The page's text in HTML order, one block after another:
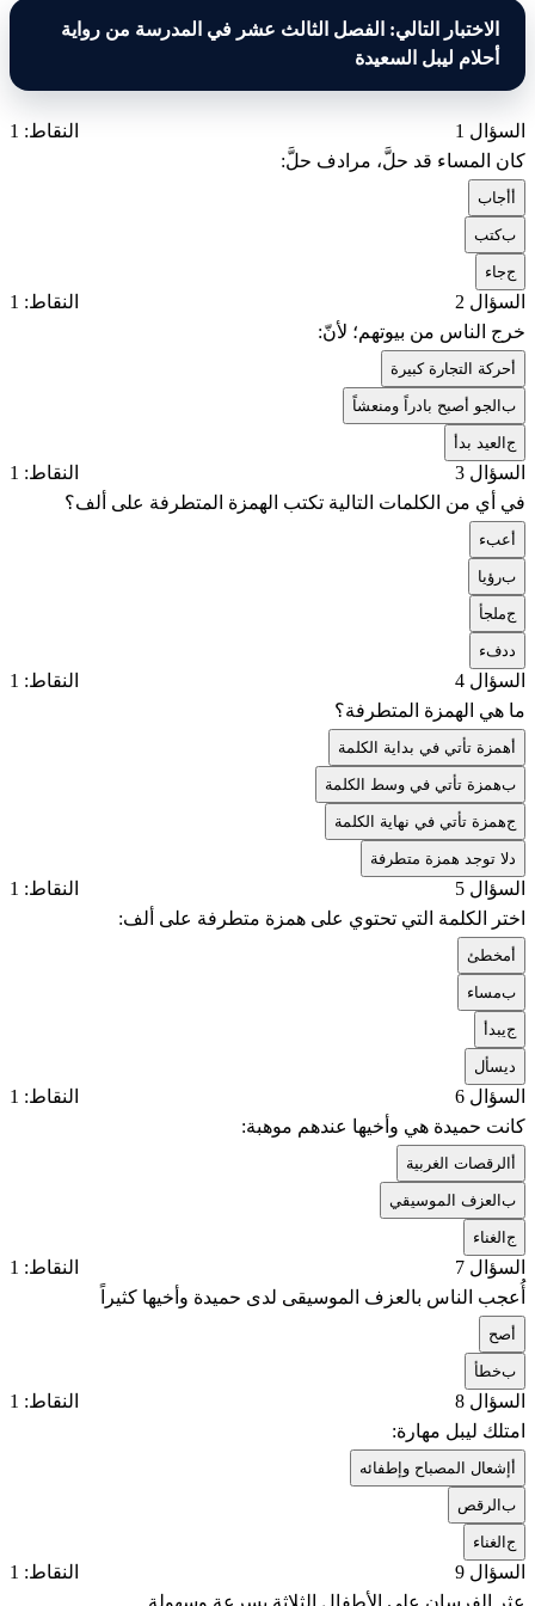
الاختبار التالي: الفصل الثالث عشر في المدرسة من رواية
أحلام ليبل السعيدة
السؤال 1
النقاط: 1
كان المساء قد حلَّ، مرادف حلَّ:
أجاب
بكتب
ججاء
السؤال 2
النقاط: 1
خرج الناس من بيوتهم؛ لأنّ:
حركة التجارة كبيرة
بالجو أصبح بادراً ومنعشاً
جالعيد بدأ
السؤال 3
النقاط: 1
في أي من الكلمات التالية تكتب الهمزة المتطرفة على ألف؟
عبء
برؤيا
جملجأ
دفء
السؤال 4
النقاط: 1
ما هي الهمزة المتطرفة؟
همزة تأتي في بداية الكلمة
بهمزة تأتي في وسط الكلمة
جهمزة تأتي في نهاية الكلمة
لا توجد همزة متطرفة
السؤال 5
النقاط: 1
اختر الكلمة التي تحتوي على همزة متطرفة على ألف:
مخطئ
بمساء
جيبدأ
يسأل
السؤال 6
النقاط: 1
كانت حميدة هي وأخيها عندهم موهبة:
الرقصات الغربية
بالعزف الموسيقي
جالغناء
السؤال 7
النقاط: 1
أُعجب الناس بالعزف الموسيقى لدى حميدة وأخيها كثيراً
صح
بخطأ
السؤال 8
النقاط: 1
امتلك ليبل مهارة:
إشعال المصباح وإطفائه
بالرقص
جالغناء
السؤال 9
النقاط: 1
عثر الفرسان على الأطفال الثلاثة بسرعة وسهولة